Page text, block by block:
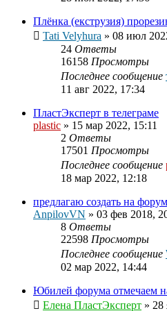
Плёнка (екструзия)
Tati Velyhura » 08 июл
24 Ответы
16158 Просмотры
Последнее сообщение
11 авг 2022, 17:34
ПластЭксперт в телеграме
plastic » 15 мар 2022, 15:11
2 Ответы
17501 Просмотры
Последнее сообщение
18 мар 2022, 12:18
предлагаю создать на
AnpilovVN » 03 фев 2018,
8 Ответы
22598 Просмотры
Последнее сообщение
02 мар 2022, 14:44
Юбилей форума отмечаем
Елена ПластЭксперт » 28